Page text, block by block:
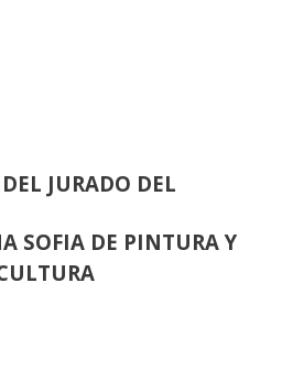
JURADO DEL
SOFIA DE PINTURA Y